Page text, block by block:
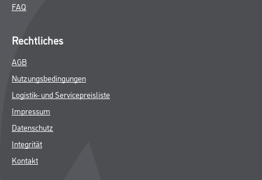
FAQ
Rechtliches
AGB
Nutzungsbedingungen
Logistik- und Servicepreisliste
Impressum
Datenschutz
Integrität
Kontakt